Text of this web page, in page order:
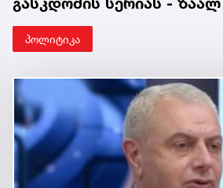
პოლიტიკა